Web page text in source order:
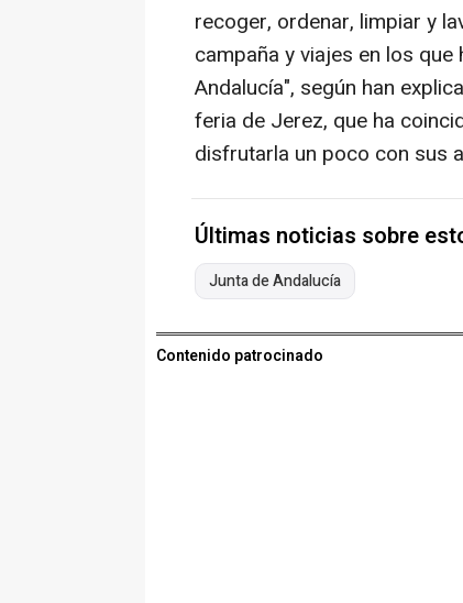
recoger, ordenar, limpiar y
campaña y viajes en los
Andalucía", según han
feria de Jerez, que ha
disfrutarla un poco con sus
Últimas noticias sobre
Junta de Andalucía
Contenido patrocinado